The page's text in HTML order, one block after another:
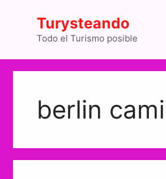
contenido
Turysteando
Todo el Turismo posible
berlin